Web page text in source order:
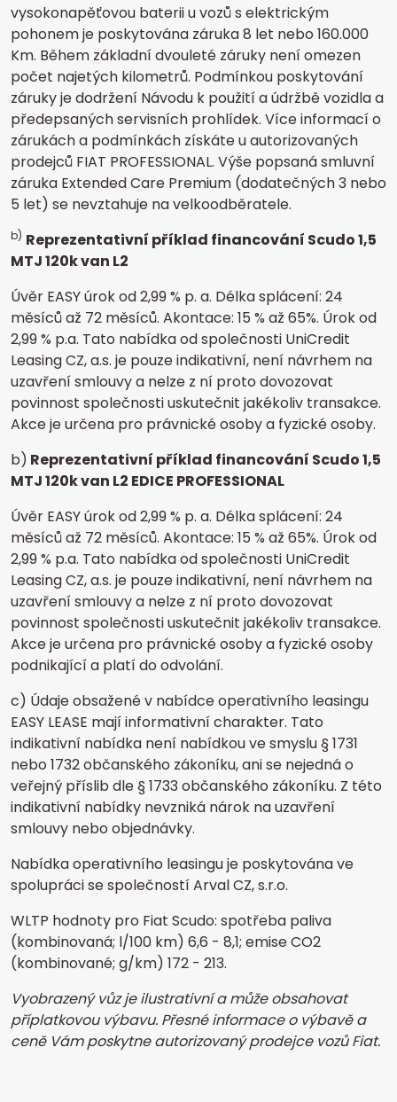
vysokonapěťovou baterii u vozů s elektrickým
pohonem je poskytována záruka 8 let nebo 160.000
Km. Během základní dvouleté záruky není omezen
počet najetých kilometrů. Podmínkou poskytování
záruky je dodržení Návodu k použití a údržbě vozidla a
předepsaných servisních prohlídek. Více informací o
zárukách a podmínkách získáte u autorizovaných
prodejců FIAT PROFESSIONAL. Výše popsaná smluvní
záruka Extended Care Premium (dodatečných 3 nebo
5 let) se nevztahuje na velkoodběratele.
b) Reprezentativní příklad financování Scudo 1,5
MTJ 120k van L2
Úvěr EASY úrok od 2,99 % p. a. Délka splácení: 24
měsíců až 72 měsíců. Akontace: 15 % až 65%. Úrok od
2,99 % p.a. Tato nabídka od společnosti UniCredit
Leasing CZ, a.s. je pouze indikativní, není návrhem na
uzavření smlouvy a nelze z ní proto dovozovat
povinnost společnosti uskutečnit jakékoliv transakce.
Akce je určena pro právnické osoby a fyzické osoby.
b) Reprezentativní příklad financování Scudo 1,5
MTJ 120k van L2 EDICE PROFESSIONAL
Úvěr EASY úrok od 2,99 % p. a. Délka splácení: 24
měsíců až 72 měsíců. Akontace: 15 % až 65%. Úrok od
2,99 % p.a. Tato nabídka od společnosti UniCredit
Leasing CZ, a.s. je pouze indikativní, není návrhem na
uzavření smlouvy a nelze z ní proto dovozovat
povinnost společnosti uskutečnit jakékoliv transakce.
Akce je určena pro právnické osoby a fyzické osoby
podnikající a platí do odvolání.
c) Údaje obsažené v nabídce operativního leasingu
EASY LEASE mají informativní charakter. Tato
indikativní nabídka není nabídkou ve smyslu § 1731
nebo 1732 občanského zákoníku, ani se nejedná o
veřejný příslib dle § 1733 občanského zákoníku. Z této
indikativní nabídky nevzniká nárok na uzavření
smlouvy nebo objednávky.
Nabídka operativního leasingu je poskytována ve
spolupráci se společností Arval CZ, s.r.o.
WLTP hodnoty pro Fiat Scudo: spotřeba paliva
(kombinovaná; l/100 km) 6,6 - 8,1; emise CO2
(kombinované; g/km) 172 - 213.
Vyobrazený vůz je ilustrativní a může obsahovat
příplatkovou výbavu. Přesné informace o výbavě a
ceně Vám poskytne autorizovaný prodejce vozů Fiat.